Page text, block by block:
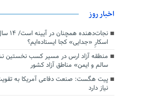
اخبار روز
اسکارِ «جدایی» کجا ایستاده‌ایم؟
منطقه آزاد ارس در مسیر کسب نخستین
سالم و ایمن» مناطق آزاد کشور
پیت هگست: صنعت دفاعی آمریکا به
نیاز دارد